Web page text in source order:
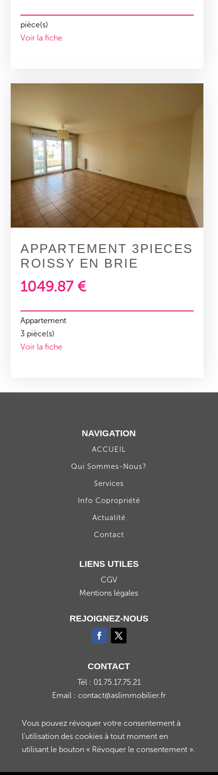
pièce(s)
Voir la fiche
APPARTEMENT 3PIECES
ROISSY EN BRIE
1049.87 €
Appartement
3 pièce(s)
Voir la fiche
NAVIGATION
ACCUEIL
Qui Sommes-Nous?
Services
Info Copropriété
Actualité
Contact
LIENS UTILES
CGV
Mentions légales
REJOIGNEZ-NOUS
CONTACT
Tél : 01.75.17.75.21
Email : contact@aslimmobilier.fr
Vous pouvez révoquer votre consentement à
l'utilisation des cookies à tout moment en
utilisant le bouton « Révoquer le consentement ».